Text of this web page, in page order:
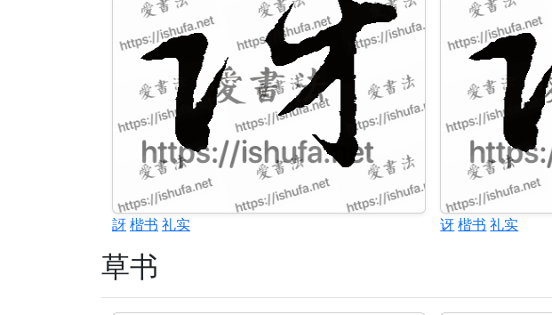
訝楷书 礼实 讶楷书 礼实
草书